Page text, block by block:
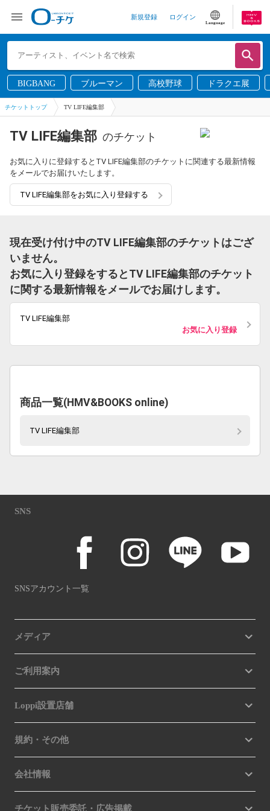
新規登録 ログイン
Language
BIGBANG ブルーマン 高校野球 ドラクエ展
チケットトップ TV LIFE編集部
TV LIFE編集部 のチケット
お気に入りに登録するとTV LIFE編集部のチケットに関連する最新情報
をメールでお届けいたします。
TV LIFE編集部をお気に入り登録する
現在受け付け中のTV LIFE編集部のチケットはござ
いません。
お気に入り登録をするとTV LIFE編集部のチケット
に関する最新情報をメールでお届けします。
TV LIFE編集部
お気に入り登録
商品一覧(HMV&BOOKS online)
TV LIFE編集部
SNS
SNSアカウント一覧
メディア
ご利用案内
Loppi設置店舗
規約・その他
会社情報
チケット販売委託・広告掲載